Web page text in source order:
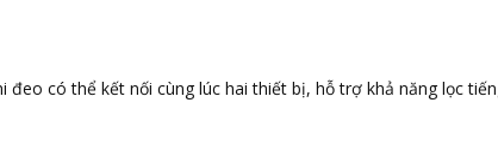
có thể kết nối cùng lúc hai thiết bị, hỗ trợ khả năng lọc